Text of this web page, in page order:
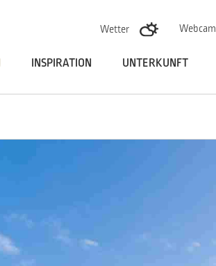
Wetter
Webcam
INSPIRATION UNTERKUNFT